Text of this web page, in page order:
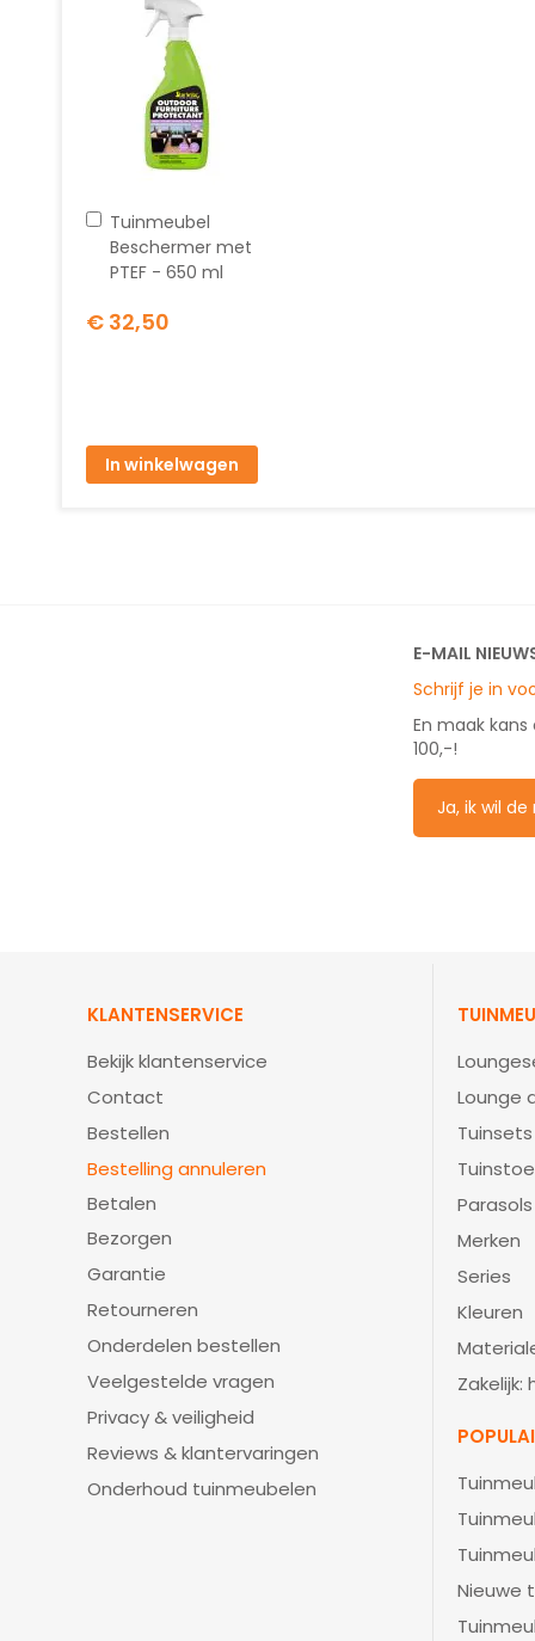
Tuinmeubel
Beschermer met
PTEF - 650 ml
€ 32,50
In
winkelwagen
In winkelwagen
E-MAIL
Schrijf je in
En maak
100,-!
Ja, ik wil
KLANTENSERVICE
Bekijk klantenservice
Contact
Bestellen
Bestelling annuleren
Betalen
Bezorgen
Garantie
Retourneren
Onderdelen bestellen
Veelgestelde vragen
Privacy & veiligheid
Reviews & klantervaringen
Onderhoud tuinmeubelen
Lounge
Tuinsets
Parasols
Merken
Series
Kleuren
Zakelijk:
Nieuwe